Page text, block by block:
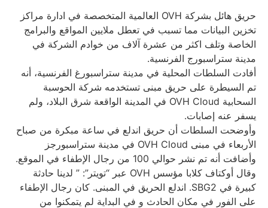
حريق هائل بشركة OVH العالمية المتخصصة في ادارة مراكز
تخزين البيانات مما تسبب في تعطل ملايين المواقع والبرامج
الخاصة وتلف اكثر من عشرة آلاف من خوادم الشركة في
مدينة ستراسبورج الفرنسية.
أفادت السلطات المحلية في مدينة ستراسبورغ الفرنسية، أنه
تم السيطرة على حريق مبنى تستخدمه شركة الحوسبة
السحابية OVH Cloud في المدينة الواقعة شرق البلاد، ولم
يسفر عنه إصابات.
وأوضحت السلطات أن حريق اندلع في ساعة مبكرة من صباح
الأربعاء في مبنى OVH Cloud في مدينة ستراسبورجز
وأضافت أنه تم نشر حوالي 100 من رجال الإطفاء في الموقع.
وقال أوكتاف كلابا مؤسس OVH عبر “تويتر”: ” لدينا حادثة
كبيرة في SBG2. اندلع الحريق في المبنى. كان رجال الإطفاء
على الفور في مكان الحادث و في البداية لم يتمكنوا من